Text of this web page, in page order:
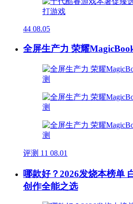
44 08.05
全屏生产力 荣耀
评测 11 08.01
哪款好？2026发烧本榜单
创作全能之选